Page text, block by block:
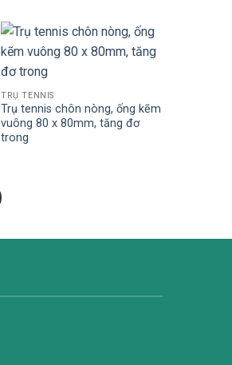
TRỤ TENNIS
Trụ tennis chôn nòng, ống kẽm
vuông 80 x 80mm, tăng đơ
trong